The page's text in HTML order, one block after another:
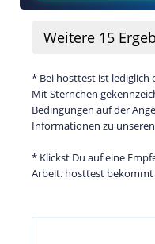
Weitere 15
* Bei hosttest ist lediglich
Mit Sternchen
Bedingungen auf der
Informationen zu unseren
* Klickst Du auf eine
Arbeit. hosttest bekommt